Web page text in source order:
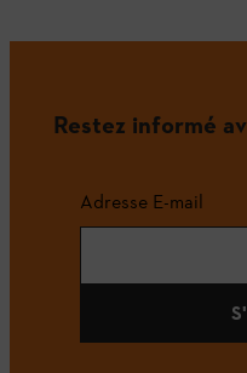
Restez informé
Adresse E-mail